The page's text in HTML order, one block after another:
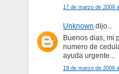
17 de marzo de 2009
Unknown dijo...
Buenos dias, mi
numero de
ayuda urgente...
18 de marzo de 2009